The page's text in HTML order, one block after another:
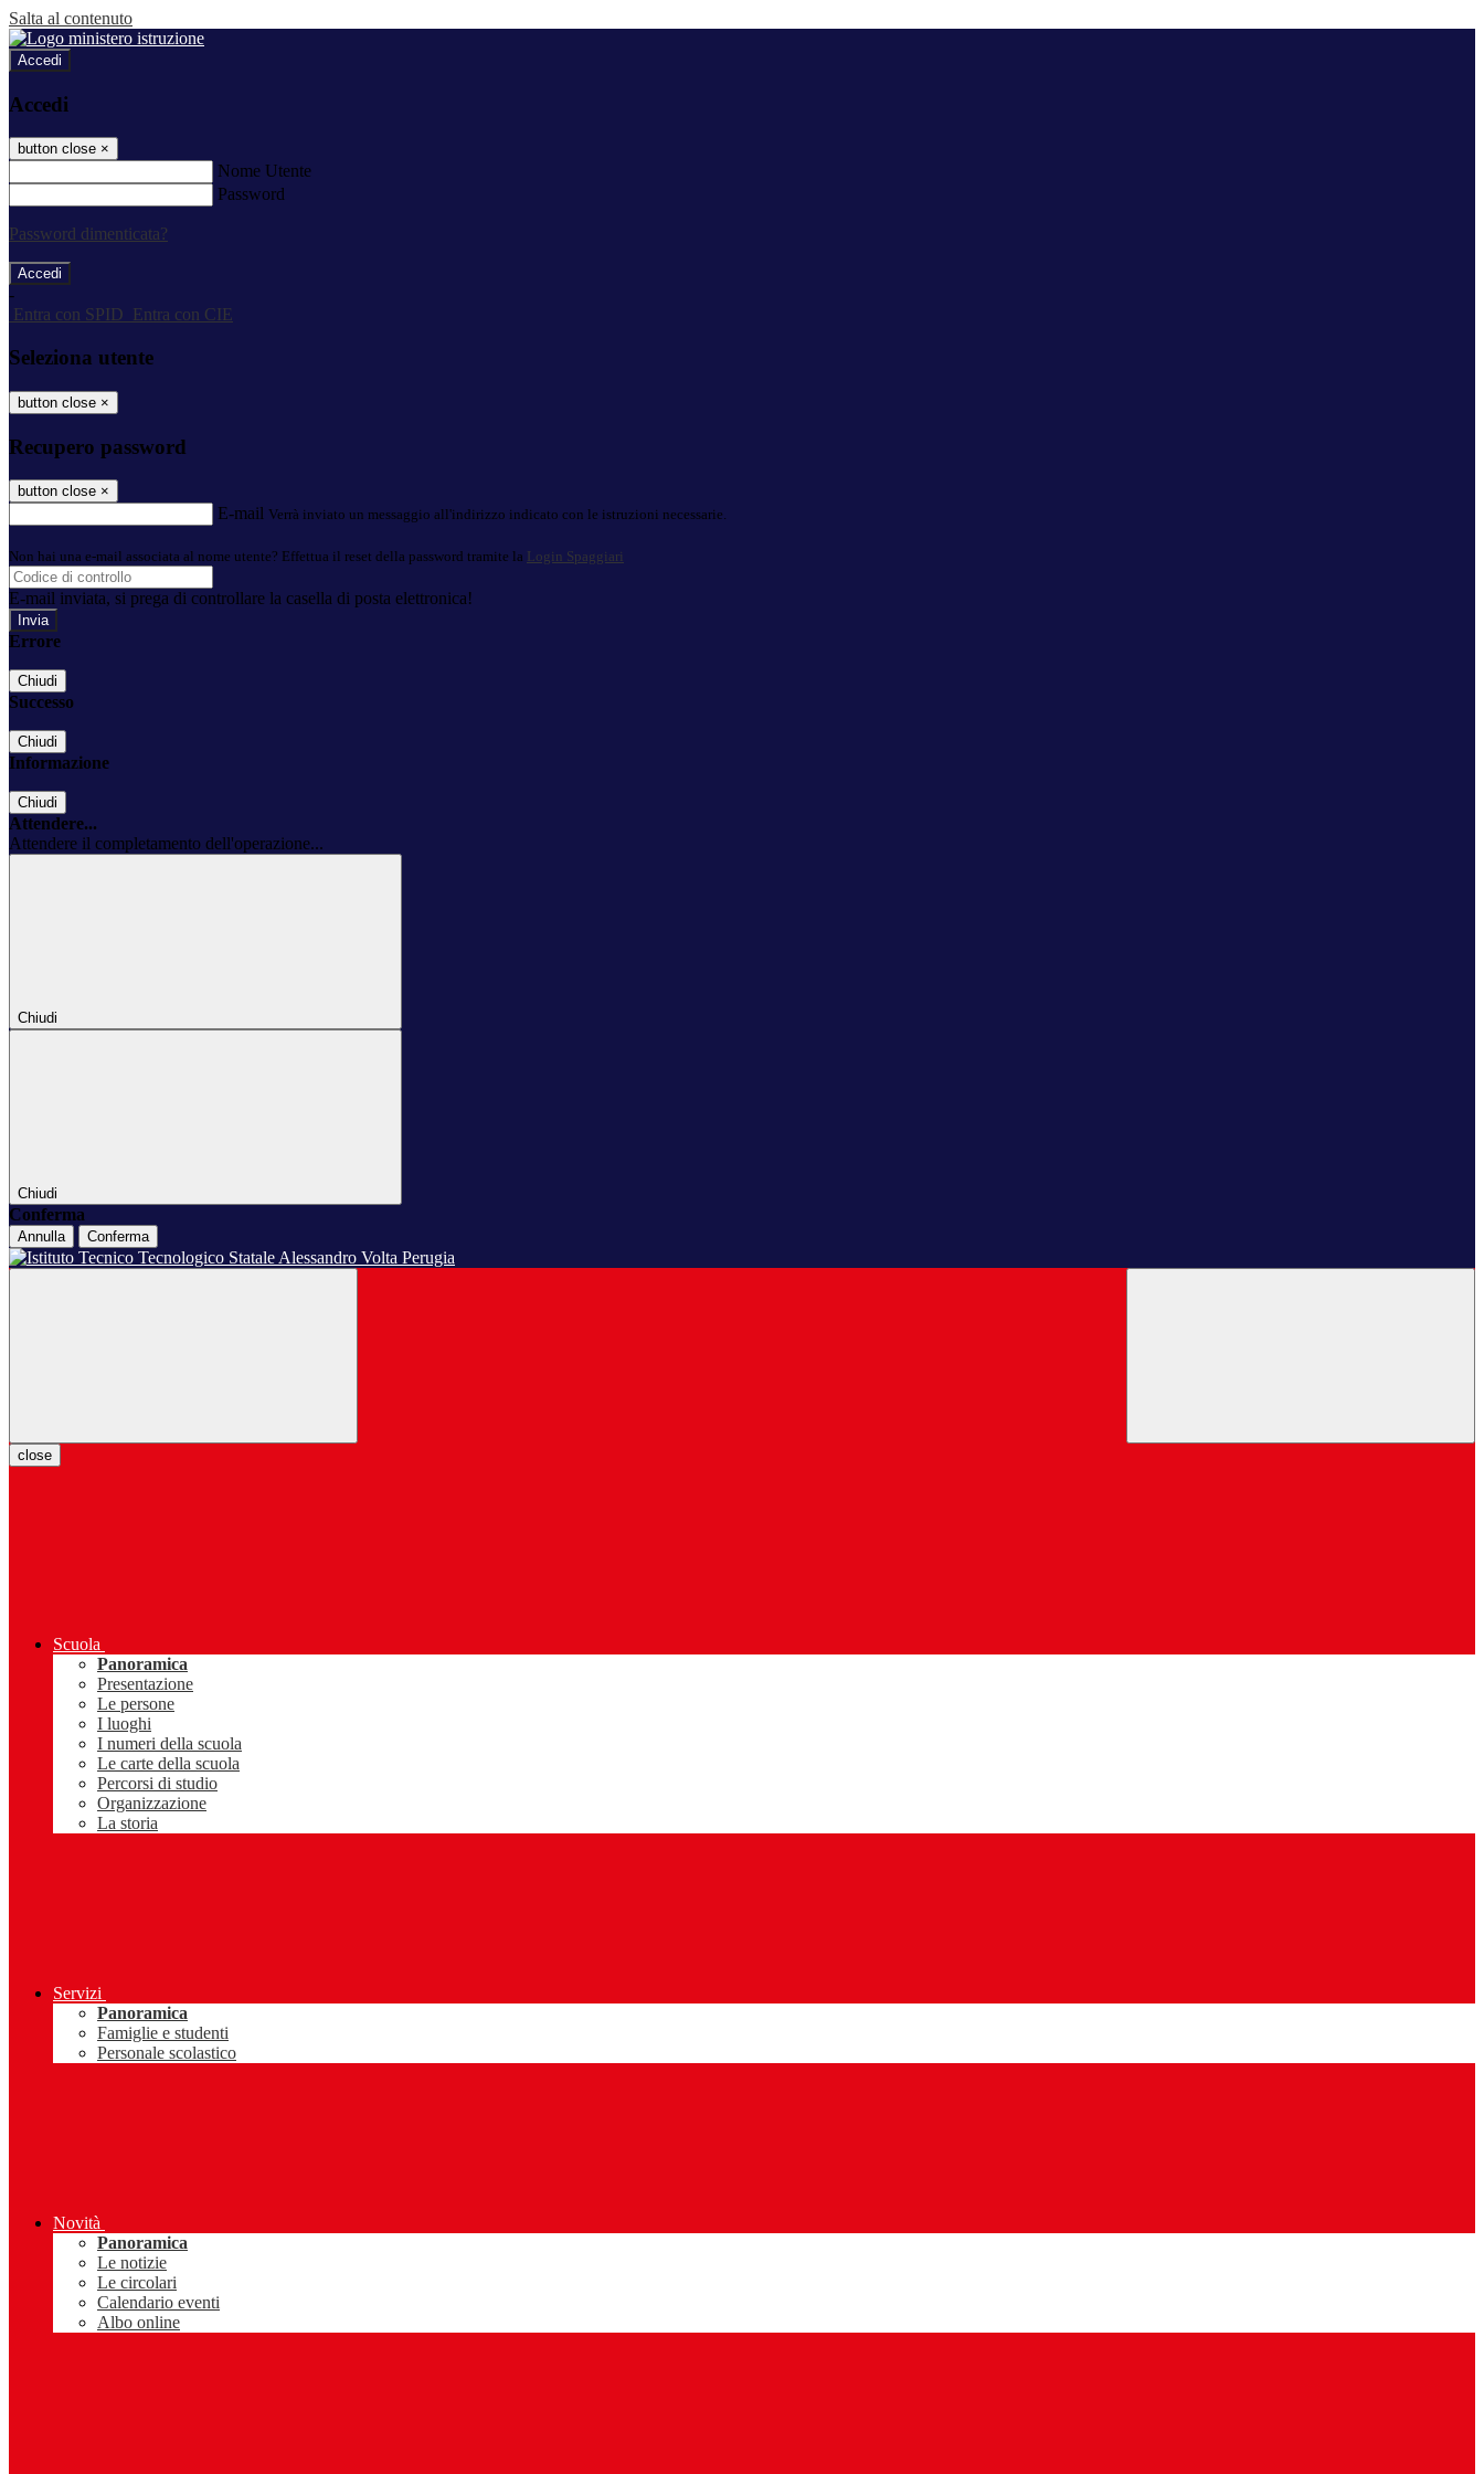
Salta al contenuto
Accedi
Accedi
button close ×
Nome Utente
Password
Password dimenticata?
-
Entra con SPID
Entra con CIE
Seleziona utente
button close ×
Recupero password
button close ×
E-mail Verrà inviato un messaggio all'indirizzo indicato con le istruzioni necessarie.
Non hai una e-mail associata al nome utente? Effettua il reset della password tramite la Login Spaggiari
E-mail inviata, si prega di controllare la casella di posta elettronica!
Errore
Chiudi
Successo
Chiudi
Informazione
Chiudi
Attendere...
Attendere il completamento dell'operazione...
Chiudi
Chiudi
Conferma
Annulla Conferma
close
Scuola
Panoramica
Presentazione
Le persone
I luoghi
I numeri della scuola
Le carte della scuola
Percorsi di studio
Organizzazione
La storia
Servizi
Panoramica
Famiglie e studenti
Personale scolastico
Novità
Panoramica
Le notizie
Le circolari
Calendario eventi
Albo online